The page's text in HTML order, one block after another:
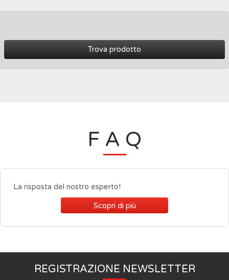
Trova prodotto
F A Q
La risposta del nostro esperto!
Scopri di più
REGISTRAZIONE NEWSLETTER